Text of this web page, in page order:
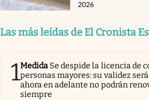
2026
Las más leídas de El Cronista
1Medida Se despide la licencia de
personas mayores: su validez
ahora en adelante no podrán
siempre